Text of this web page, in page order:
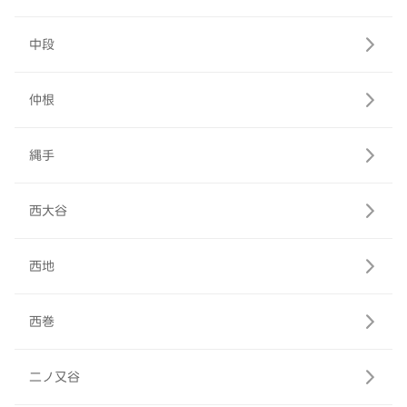
中段
仲根
縄手
西大谷
西地
西巻
二ノ又谷